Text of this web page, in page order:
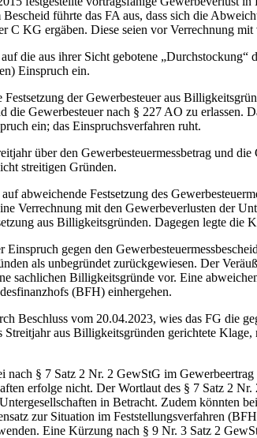
führte das FA aus, dass sich die
KG ergäben. Diese seien vor Verrechnung
aus ihrer Sicht gebotene „Durchstockung“
Einspruch ein.
der Gewerbesteuer aus
die Gewerbesteuer nach § 227 AO zu
ein; das Einspruchsverfahren ruht.
über den Gewerbesteuermessbetrag und die
streitigen Gründen.
Festsetzung des
Verrechnung mit den Gewerbeverlusten der
aus Billigkeitsgründen. Dagegen legte die
gegen den
als unbegründet zurückgewiesen. Der
Billigkeitsgründe vor. Eine
(BFH) einhergehen.
vom 20.04.2023, wies das FG die
Streitjahr aus Billigkeitsgründen gerichtete
7 Satz 2 Nr. 2 GewStG im Gewerbeertrag
erfolge nicht. Der Wortlaut des § 7 Satz 2
in Betracht. Zudem könnten
zur Situation im Feststellungsverfahren
Eine Kürzung nach § 9 Nr. 3 Satz 2